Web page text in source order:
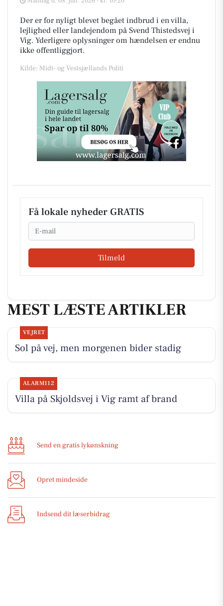
Der er for nyligt blevet begået indbrud i en villa,
lejlighed eller landejendom på Svend Thistedsvej i
Vig. Yderligere oplysninger om hændelsen er endnu
ikke offentliggjort.
Kilde: Midt- og Vestsjællands Politi
Få lokale nyheder GRATIS
Email
Tilmeld
MEST LÆSTE ARTIKLER
VEJRET
Sol på vej, men morgenen bider stadig
ALARM112
Villa på Skjoldsvej i Vig ramt af brand
Send en gratis lykønskning
Opret mindeside
Indsend dit læserbidrag